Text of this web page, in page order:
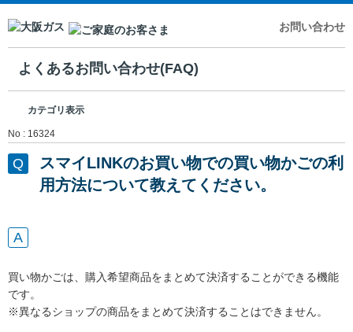
お問い合わせ
よくあるお問い合わせ(FAQ)
カテゴリ表示
No : 16324
スマイLINKのお買い物での買い物かごの利
用方法について教えてください。
買い物かごは、購入希望商品をまとめて決済することができる機能
です。
※異なるショップの商品をまとめて決済することはできません。